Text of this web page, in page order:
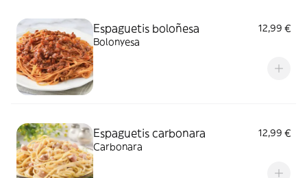
Espaguetis boloñesa
12,99 €
Bolonyesa
Espaguetis carbonara
12,99 €
Carbonara